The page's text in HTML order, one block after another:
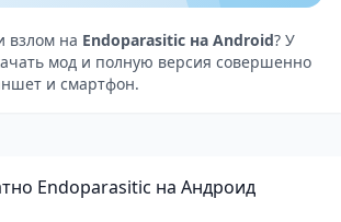
по одному патрону — паника
здоровья — оригинальный
жизни.
с разнообразными
взлом на Endoparasitic на Android? У
мод и полную версия совершенно
и смартфон.
Endoparasitic на Андроид